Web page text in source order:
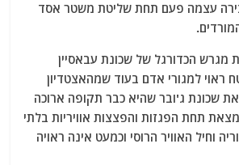
er
b
o
o
k
עצמה פעם תחת שליטת משטר אסד
הכדורגל של שכונת עבאסיין
ראוי למגורי אדם בעוד שמהאצטדיון
שכונת ג'ובר שהיא כבר תקופה ארוכה
תחת הפגזות והפצצות אוויריות בלתי
וחיל האוויר הרוסי וכמעט אינה ראויה